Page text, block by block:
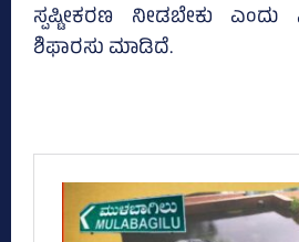
ಸ್ಪಷ್ಟೀಕರಣ ನೀಡಬೇಕು
ಶಿಫಾರಸು ಮಾಡಿದೆ.